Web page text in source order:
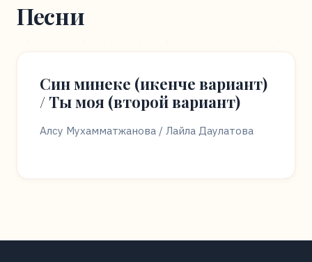
Песни
Син минеке (икенче вариант)
/ Ты моя (второй вариант)
Алсу Мухамматжанова / Лайла Даулатова